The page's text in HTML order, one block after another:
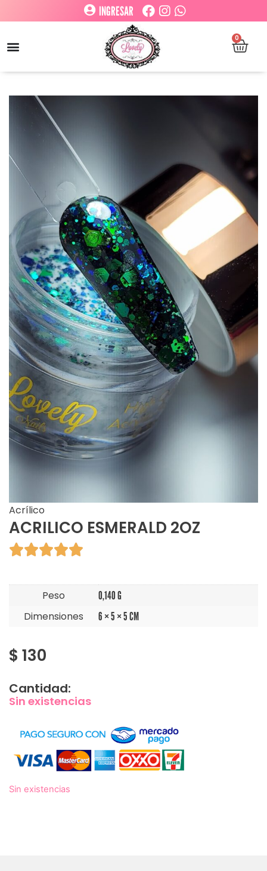
INGRESAR
0
Acrílico
ACRILICO ESMERALD 2OZ

Peso 0,140 G
Dimensiones 6 × 5 × 5 CM
$ 130
Cantidad:
Sin existencias
Sin existencias